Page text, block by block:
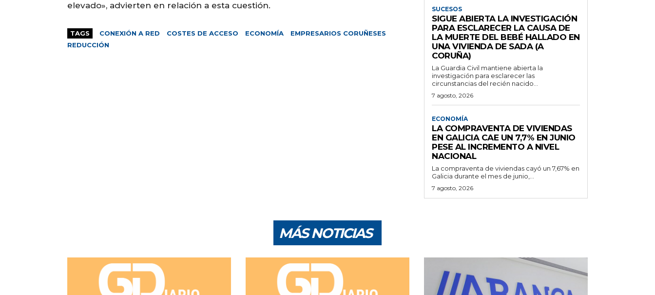
elevado», advierten en relación a esta cuestión.
TAGS CONEXIÓN A RED COSTES DE ACCESO ECONOMÍA
EMPRESARIOS CORUÑESES
REDUCCIÓN
SUCESOS
SIGUE ABIERTA LA INVESTIGACIÓN
PARA ESCLARECER LA CAUSA DE
LA MUERTE DEL BEBÉ HALLADO EN
UNA VIVIENDA DE SADA (A
CORUÑA)
La Guardia Civil mantiene abierta la
investigación para esclarecer las
circunstancias del recién nacido...
7 agosto, 2026
ECONOMÍA
LA COMPRAVENTA DE VIVIENDAS
EN GALICIA CAE UN 7,7% EN JUNIO
PESE AL INCREMENTO A NIVEL
NACIONAL
La compraventa de viviendas cayó un 7,67% en
Galicia durante el mes de junio,...
7 agosto, 2026
MÁS NOTICIAS